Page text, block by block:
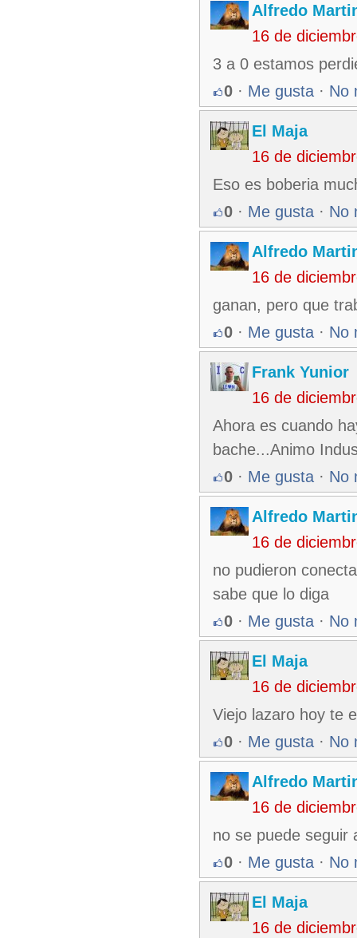
Alfredo
16 de
3 a 0 estamos
0 · Me gusta · No
El Maja
16 de
Eso es boberia
0 · Me gusta · No
Alfredo
16 de
ganan, pero que
0 · Me gusta · No
Frank Yunior
16 de
Ahora es cuando
bache...Animo
0 · Me gusta · No
Alfredo
16 de
no pudieron
sabe que lo diga
0 · Me gusta · No
El Maja
16 de
Viejo lazaro hoy te
0 · Me gusta · No
Alfredo
16 de
no se puede seguir
0 · Me gusta · No
El Maja
16 de